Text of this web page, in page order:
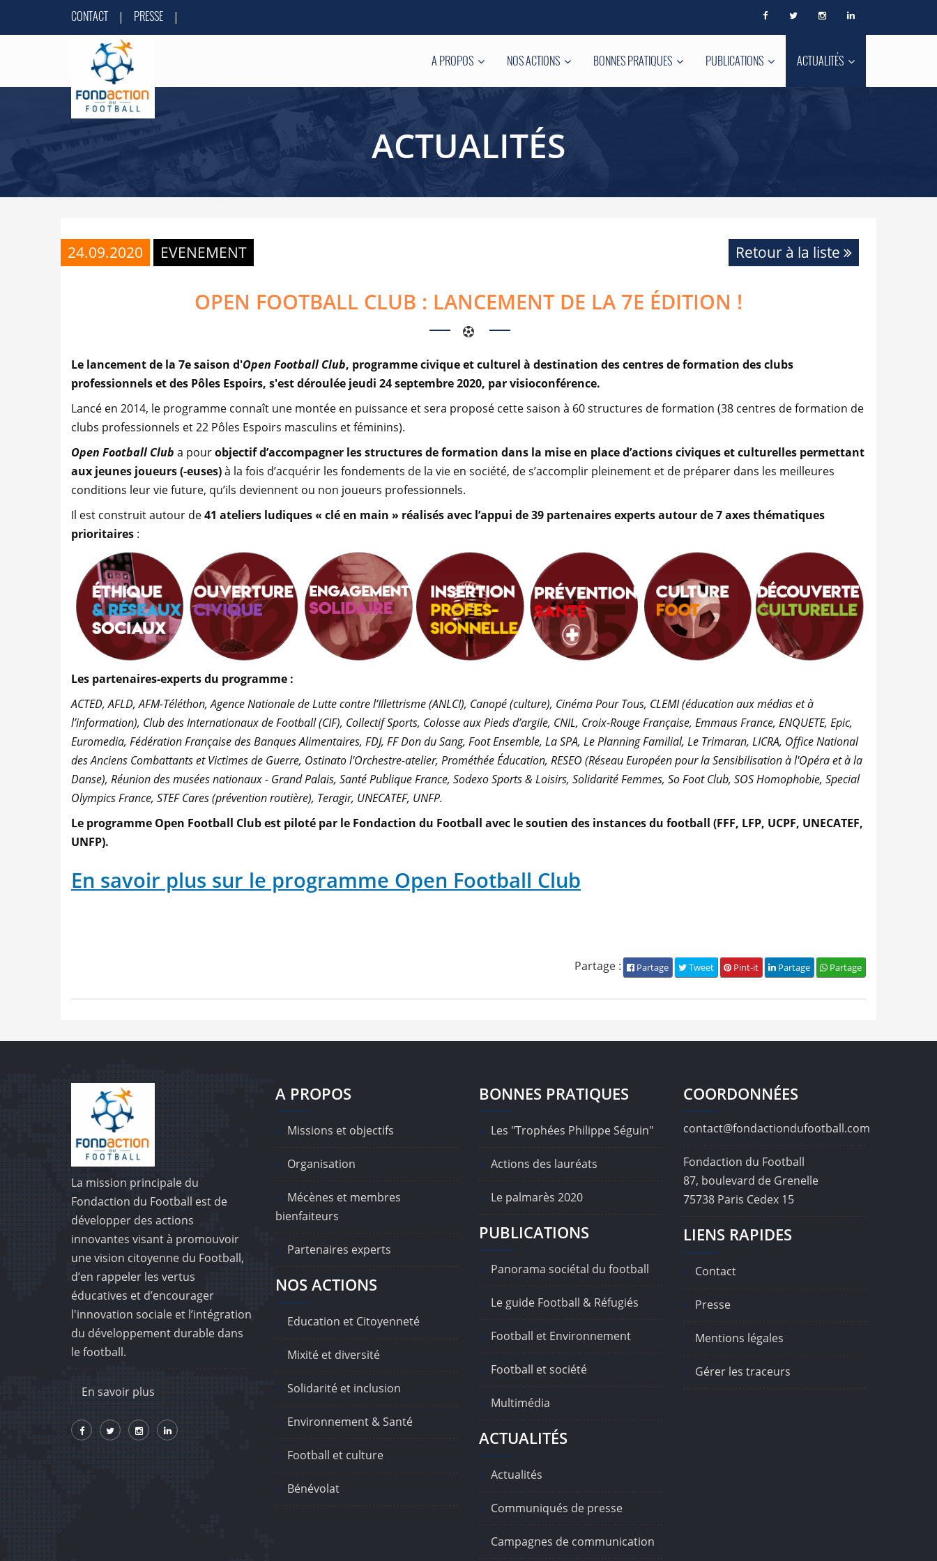
CONTACT | PRESSE |
A PROPOS NOS ACTIONS BONNES PRATIQUES PUBLICATIONS ACTUALITÉS
ACTUALITÉS
24.09.2020 EVENEMENT Retour à la liste
OPEN FOOTBALL CLUB : LANCEMENT DE LA 7E ÉDITION !
Le lancement de la 7e saison d'Open Football Club, programme civique et culturel à destination des centres de formation des clubs
professionnels et des Pôles Espoirs, s'est déroulée jeudi 24 septembre 2020, par visioconférence.
Lancé en 2014, le programme connaît une montée en puissance et sera proposé cette saison à 60 structures de formation (38 centres de formation de
clubs professionnels et 22 Pôles Espoirs masculins et féminins).
Open Football Club a pourobjectif d’accompagner les structures de formation dans la mise en place d’actions civiques et culturelles permettant
aux jeunes joueurs (-euses)à la fois d’acquérir les fondements de la vie en société, de s’accomplir pleinement et de préparer dans les meilleures
conditions leur vie future, qu’ils deviennent ou non joueurs professionnels.
Il est construit autour de41 ateliers ludiques « clé en main » réalisés avec l’appui de 39 partenaires experts autour de 7 axes thématiques
prioritaires :
Les partenaires-experts du programme :
ACTED, AFLD, AFM-Téléthon, Agence Nationale de Lutte contre l’Illettrisme (ANLCI), Canopé (culture), Cinéma Pour Tous, CLEMI (éducation aux médias et à
l’information), Club des Internationaux de Football (CIF), Collectif Sports, Colosse aux Pieds d’argile, CNIL, Croix-Rouge Française, Emmaus France, ENQUETE, Epic,
Euromedia, Fédération Française des Banques Alimentaires, FDJ, FF Don du Sang, Foot Ensemble, La SPA, Le Planning Familial, Le Trimaran, LICRA, Office National
des Anciens Combattants et Victimes de Guerre, Ostinato l'Orchestre-atelier, Prométhée Éducation, RESEO (Réseau Européen pour la Sensibilisation à l'Opéra et à la
Danse), Réunion des musées nationaux - Grand Palais, Santé Publique France, Sodexo Sports & Loisirs, Solidarité Femmes, So Foot Club, SOS Homophobie, Special
Olympics France, STEF Cares (prévention routière), Teragir, UNECATEF, UNFP.
Le programme Open Football Club est piloté par le Fondaction du Football avec le soutien des instances du football (FFF, LFP, UCPF, UNECATEF,
UNFP).
En savoir plus sur le programme Open Football Club
Partage
Partage
Pint-it
Tweet
Partage
Partage :
La mission principale du
Fondaction du Football est de
développer des actions
innovantes visant à promouvoir
une vision citoyenne du Football,
d’en rappeler les vertus
éducatives et d’encourager
l'innovation sociale et l’intégration
du développement durable dans
le football.
En savoir plus
A PROPOS
Missions et objectifs
Organisation
Mécènes et membres
bienfaiteurs
Partenaires experts
NOS ACTIONS
Education et Citoyenneté
Mixité et diversité
Solidarité et inclusion
Environnement & Santé
Football et culture
Bénévolat
BONNES PRATIQUES
Les "Trophées Philippe Séguin"
Actions des lauréats
Le palmarès 2020
PUBLICATIONS
Panorama sociétal du football
Le guide Football & Réfugiés
Football et Environnement
Football et société
Multimédia
ACTUALITÉS
Actualités
Communiqués de presse
Campagnes de communication
COORDONNÉES
contact@fondactiondufootball.com
Fondaction du Football
87, boulevard de Grenelle
75738 Paris Cedex 15
LIENS RAPIDES
Contact
Presse
Mentions légales
Gérer les traceurs